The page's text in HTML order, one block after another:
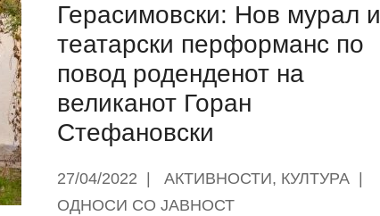
поддржуваме
жените
до
полесно
вработување
на
сопствен
Герасимовски: Нов мурал и
театарски перформанс по
повод роденденот на
великанот Горан
Стефановски
27/04/2022 АКТИВНОСТИ, КУЛТУРА
ОДНОСИ СО ЈАВНОСТ